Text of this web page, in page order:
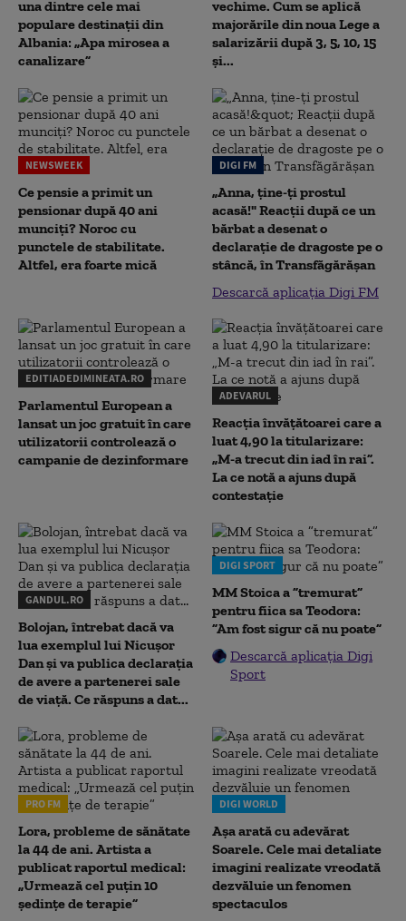
una dintre cele mai
populare destinații din
Albania: „Apa mirosea a
canalizare”
vechime. Cum se aplică
majorările din noua Lege a
salarizării după 3, 5, 10, 15
și...
NEWSWEEK
Ce pensie a primit un
pensionar după 40 ani
munciți? Noroc cu
punctele de stabilitate.
Altfel, era foarte mică
DIGI FM
„Anna, ţine-ţi prostul
acasă!" Reacţii după ce un
bărbat a desenat o
declaraţie de dragoste pe o
stâncă, în Transfăgărăşan
Descarcă aplicația Digi FM
EDITIADEDIMINEATA.RO
Parlamentul European a
lansat un joc gratuit în care
utilizatorii controlează o
campanie de dezinformare
ADEVARUL
Reacția învățătoarei care a
luat 4,90 la titularizare:
„M-a trecut din iad în rai”.
La ce notă a ajuns după
contestație
GANDUL.RO
Bolojan, întrebat dacă va
lua exemplul lui Nicușor
Dan și va publica declarația
de avere a partenerei sale
de viață. Ce răspuns a dat...
DIGI SPORT
MM Stoica a ”tremurat”
pentru fiica sa Teodora:
”Am fost sigur că nu poate”
Descarcă aplicația Digi
Sport
PRO FM
Lora, probleme de sănătate
la 44 de ani. Artista a
publicat raportul medical:
„Urmează cel puțin 10
ședințe de terapie”
DIGI WORLD
Așa arată cu adevărat
Soarele. Cele mai detaliate
imagini realizate vreodată
dezvăluie un fenomen
spectaculos